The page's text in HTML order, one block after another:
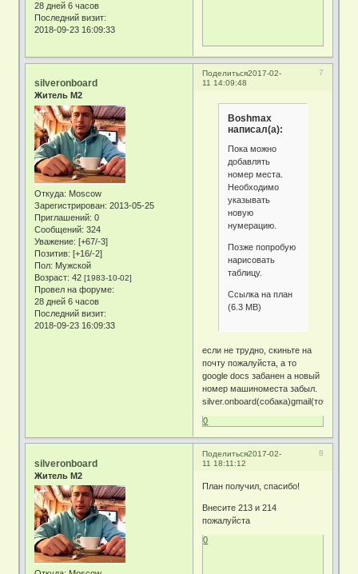
28 дней 6 часов
Последний визит:
2018-09-23 16:09:33
Поделиться 7
2017-02-
11 14:09:48
silveronboard
Житель М2
Откуда: Moscow
Зарегистрирован: 2013-05-25
Приглашений: 0
Сообщений: 324
Уважение: [+67/-3]
Позитив: [+16/-2]
Пол: Мужской
Возраст: 42[1983-10-02]
Провел на форуме:
28 дней 6 часов
Последний визит:
2018-09-23 16:09:33
Boshmax
написал(а):
Пока можно
добавлять
номер места.
Необходимо
указывать
новую
нумерацию.
Позже попробую
нарисовать
таблицу.
Ссылка на план
(6.3 MB)
если не трудно, скиньте на
почту пожалуйста, а то
google docs забанен а новый
номер машиноместа забыл.
silver.onboard(собака)gmail(точка)com
0
Поделиться 8
2017-02-
11 18:11:12
silveronboard
Житель М2
План получил, спасибо!
Внесите 213 и 214
пожалуйста
0